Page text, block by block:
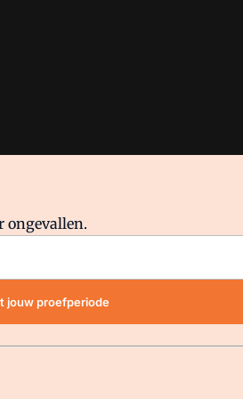
Op gebruik van deze site zijn de
ongevallen.
jouw proefperiode